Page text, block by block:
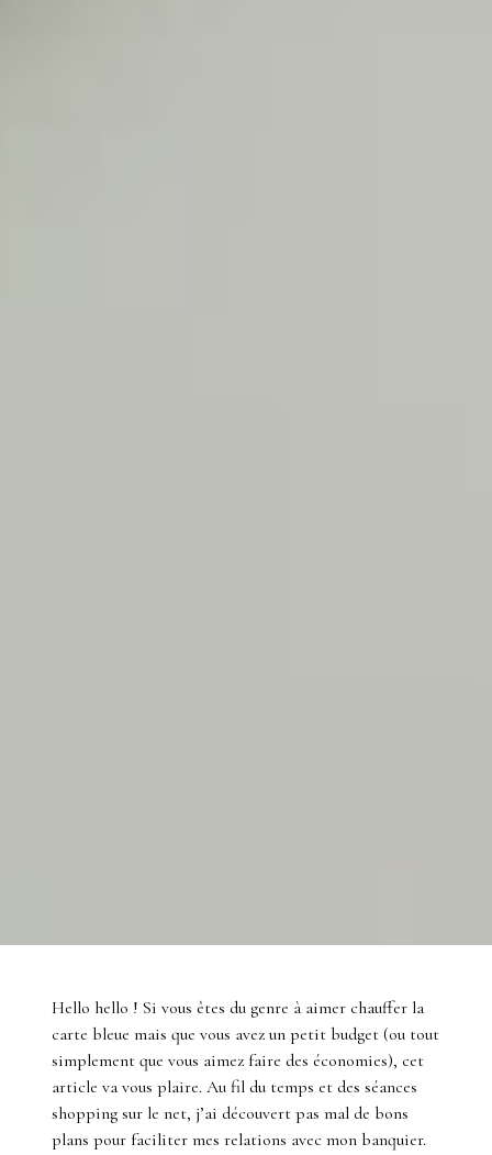
Hello hello ! Si vous êtes du genre à aimer chauffer la
carte bleue mais que vous avez un petit budget (ou tout
simplement que vous aimez faire des économies), cet
article va vous plaire. Au fil du temps et des séances
shopping sur le net, j’ai découvert pas mal de bons
plans pour faciliter mes relations avec mon banquier.